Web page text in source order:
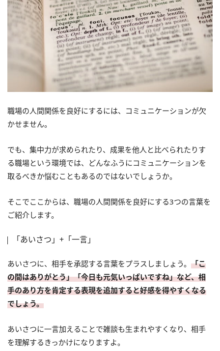
職場の人間関係を良好にするには、コミュニケーションが欠
かせません。
でも、集中力が求められたり、成果を他人と比べられたりす
る職場という環境では、どんなふうにコミュニケーションを
取るべきか悩むこともあるのではないでしょうか。
そこでここからは、職場の人間関係を良好にする3つの言葉を
ご紹介します。
「あいさつ」+「一言」
あいさつに、相手を承認する言葉をプラスしましょう。 「こ
の間はありがとう」「今日も元気いっぱいですね」など、相
手のあり方を肯定する表現を追加すると好感を得やすくなる
でしょう。
あいさつに一言加えることで雑談も生まれやすくなり、相手
を理解するきっかけになりますよ。